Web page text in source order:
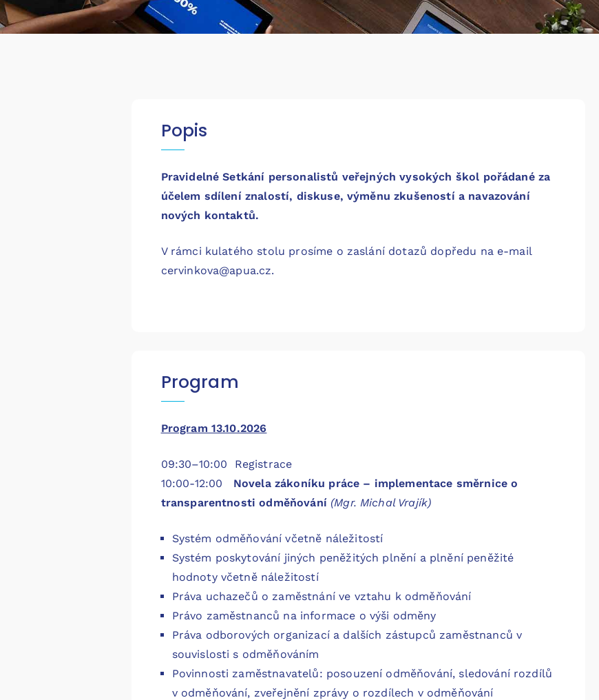
Popis
Pravidelné Setkání personalistů veřejných vysokých škol pořádané za
účelem sdílení znalostí, diskuse, výměnu zkušeností a navazování
nových kontaktů.
V rámci kulatého stolu prosíme o zaslání dotazů dopředu na e-mail
cervinkova@apua.cz.
Program
Program 13.10.2026
09:30–10:00 Registrace
10:00-12:00 Novela zákoníku práce – implementace směrnice o
transparentnosti odměňování (Mgr. Michal Vrajík)
Systém odměňování včetně náležitostí
Systém poskytování jiných peněžitých plnění a plnění peněžité
hodnoty včetně náležitostí
Práva uchazečů o zaměstnání ve vztahu k odměňování
Právo zaměstnanců na informace o výši odměny
Práva odborových organizací a dalších zástupců zaměstnanců v
souvislosti s odměňováním
Povinnosti zaměstnavatelů: posouzení odměňování, sledování rozdílů
v odměňování, zveřejnění zprávy o rozdílech v odměňování